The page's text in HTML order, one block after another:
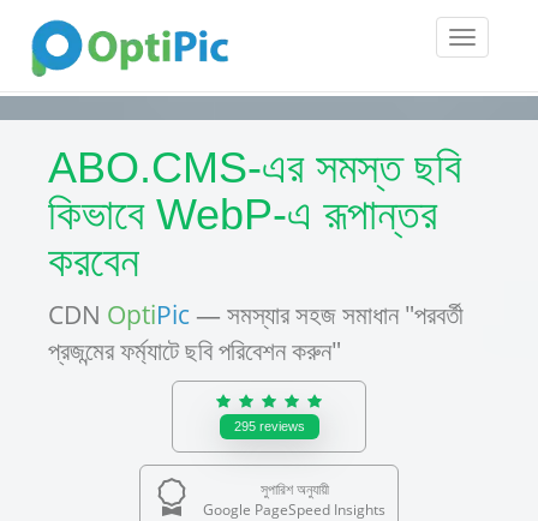
Toggle
ABO.CMS-এর সমস্ত ছবি
কিভাবে WebP-এ রূপান্তর
করবেন
CDN OptiPic — সমস্যার সহজ সমাধান "পরবর্তী
প্রজন্মের ফর্ম্যাটে ছবি পরিবেশন করুন"
295 reviews
সুপারিশ অনুযায়ী
Google PageSpeed Insights